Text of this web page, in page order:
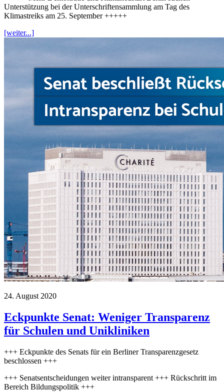
Unterstützung bei der Unterschriftensammlung am Tag des
Klimastreiks am 25. September +++++
[weiter...]
24. August 2020
Eckpunkte Senat: Weniger Transparenz
für Schulen und Unikliniken
+++ Eckpunkte des Senats für ein Berliner Transparenzgesetz
beschlossen +++
+++ Senatsentscheidungen weiter intransparent +++ Rückschritt im
Bereich Bildungspolitik +++